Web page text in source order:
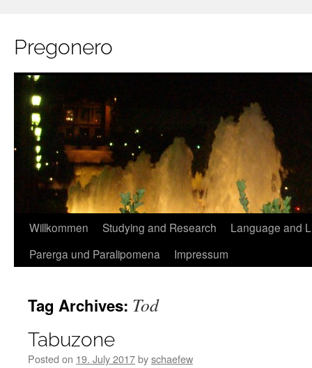
Pregonero
Skip
Willkommen Studying and Research
Language and
Parerga und Paralipomena
Impressum
Tag Archives: Tod
Tabuzone
Posted on 19. July 2017byschaefew